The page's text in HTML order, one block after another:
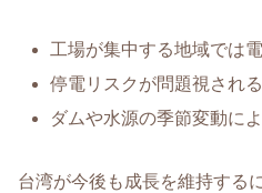
工場が集中する地域では
停電リスクが問題視される
ダムや水源の季節変動に
台湾が今後も成長を維持するに